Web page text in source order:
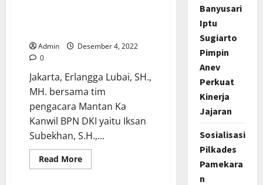
Admin
Desember 4, 2022
0
Jakarta, Erlangga Lubai, SH.,
MH. bersama tim
pengacara Mantan Ka
Kanwil BPN DKI yaitu Iksan
Subekhan, S.H.,...
Read MoreRead
more
Banyusari
Iptu
Sugiarto
Pimpin
Anev
Perkuat
Kinerja
Jajaran
Sosialisasi
Pilkades
Pamekara
n